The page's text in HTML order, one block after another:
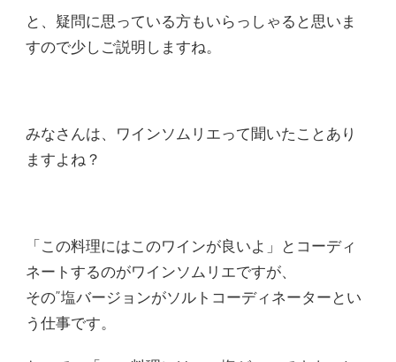
と、疑問に思っている方もいらっしゃると思いま
すので少しご説明しますね。
みなさんは、ワインソムリエって聞いたことあり
ますよね？
「この料理にはこのワインが良いよ」とコーディ
ネートするのがワインソムリエですが、
その”塩バージョンがソルトコーディネーターとい
う仕事です。